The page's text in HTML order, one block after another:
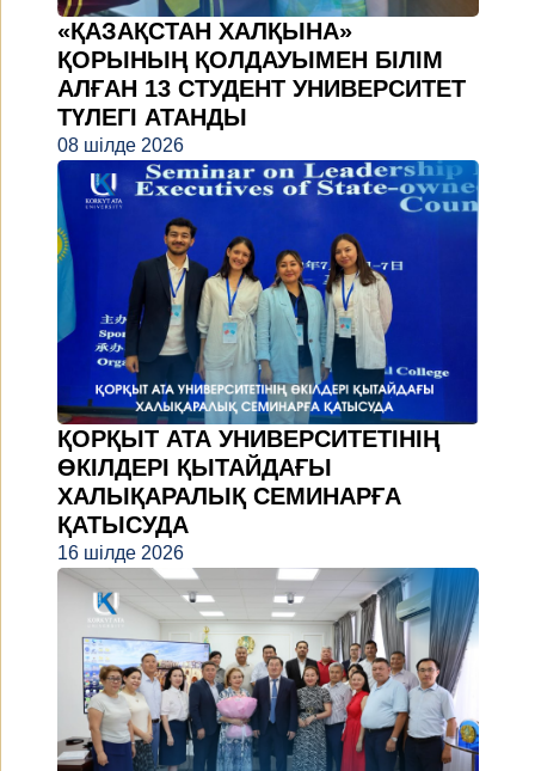
«ҚАЗАҚСТАН ХАЛҚЫНА»
ҚОРЫНЫҢ ҚОЛДАУЫМЕН БІЛІМ
АЛҒАН 13 СТУДЕНТ УНИВЕРСИТЕТ
ТҮЛЕГІ АТАНДЫ
08 шілде 2026
ҚОРҚЫТ АТА УНИВЕРСИТЕТІНІҢ
ӨКІЛДЕРІ ҚЫТАЙДАҒЫ
ХАЛЫҚАРАЛЫҚ СЕМИНАРҒА
ҚАТЫСУДА
16 шілде 2026